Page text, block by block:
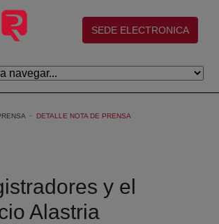
(abre en nueva ventana)
SEDE ELECTRONICA
DETALLE NOTA DE PRENSA
y el
Alastria